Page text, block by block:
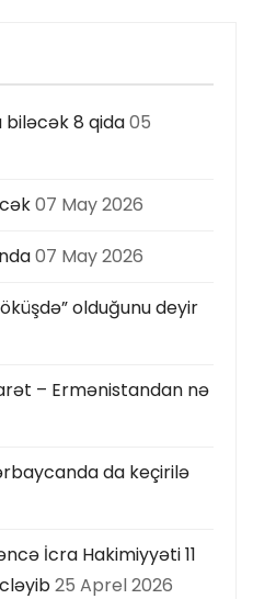
biləcək 8 qida05
07 May 2026
07 May 2026
olduğunu deyir
– Ermənistandan nə
da keçirilə
İcra Hakimiyyəti 11
25 Aprel 2026